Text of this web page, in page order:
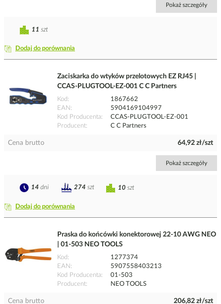
Pokaż szczegóły
Dodaj do porównania
11 szt
Zaciskarka do wtyków przelotowych EZ RJ45 |
CCAS-PLUGTOOL-EZ-001 C C Partners
Kod
1867662
EAN
5904169104997
Kod Producenta
CCAS-PLUGTOOL-EZ-001
Producent
C C Partners
Cena brutto 64,92 zł/szt
Pokaż szczegóły
Dodaj do porównania
10 szt
14 dni 274 szt
Praska do końcówki konektorowej 22-10 AWG NEO
| 01-503 NEO TOOLS
Kod
1277374
EAN
5907558403213
Kod Producenta
01-503
Producent
NEO TOOLS
Cena brutto 206,82 zł/szt